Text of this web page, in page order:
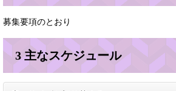
募集要項のとおり
3 主なスケジュール